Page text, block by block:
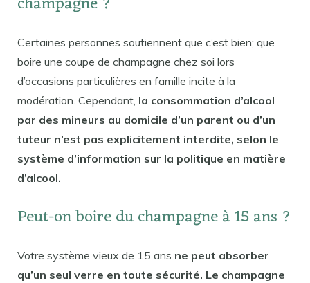
Certaines personnes soutiennent que c’est bien; que
boire une coupe de champagne chez soi lors
d’occasions particulières en famille incite à la
modération. Cependant, la consommation d’alcool
par des mineurs au domicile d’un parent ou d’un
tuteur n’est pas explicitement interdite, selon le
système d’information sur la politique en matière
d’alcool.
Peut-on boire du champagne à 15 ans ?
Votre système vieux de 15 ans ne peut absorber
qu’un seul verre en toute sécurité. Le champagne